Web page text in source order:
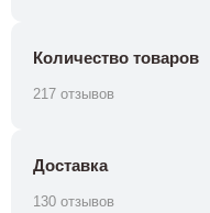
Количество товаров
217 отзывов
Доставка
130 отзывов